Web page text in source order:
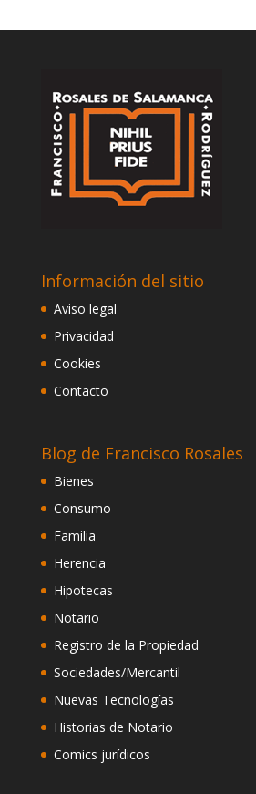
Información del sitio
Aviso legal
Privacidad
Cookies
Contacto
Blog de Francisco Rosales
Bienes
Consumo
Familia
Herencia
Hipotecas
Notario
Registro de la Propiedad
Sociedades/Mercantil
Nuevas Tecnologías
Historias de Notario
Comics jurídicos